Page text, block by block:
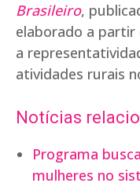
Brasileiro,
elaborado a partir
a
atividades rurais
Notícias
Programa
mulheres no